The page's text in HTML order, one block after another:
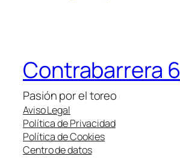
Contrabarrera 6
Pasión por el toreo
Aviso Legal
Política de Privacidad
Política de Cookies
Centro de datos